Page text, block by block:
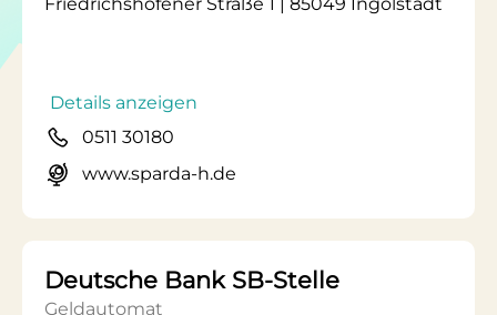
Details anzeigen
0511 30180
www.sparda-h.de
Deutsche Bank SB-Stelle
Geldautomat